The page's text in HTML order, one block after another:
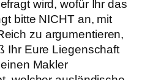
wird, wofür Ihr das
bitte NICHT an, mit
zu argumentieren,
Ihr Eure Liegenschaft
Makler